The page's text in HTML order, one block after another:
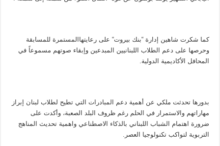
كما شكرت شاهين إدارة “بنك بيروت“ على رعايتها المستمرة للمسابقة
وحرصها على دعم الطلاب اللبنانيين المبدعينوإبقاء صوتهم مسموعاً في
المحافل الأكاديمية
الدولية
بدورها تحدثت ملكي عن أهمية دعم المبادرات التي تطيح لطلاب لبنان
إبراز
مهاراتهم والاستمرار في الحلم رغم ظروف البلد الصعبة،وأكدت على
ضرورة اهتمام الشباب اللبناني بالذكاء الاصطناعي واهمية تحديث المناهج
التربوية لتواكب تكنولوجيا العصر.